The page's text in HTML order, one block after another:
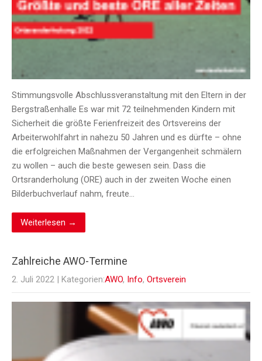
Stimmungsvolle Abschlussveranstaltung mit den Eltern in der
Bergstraßenhalle Es war mit 72 teilnehmenden Kindern mit
Sicherheit die größte Ferienfreizeit des Ortsvereins der
Arbeiterwohlfahrt in nahezu 50 Jahren und es dürfte – ohne
die erfolgreichen Maßnahmen der Vergangenheit schmälern
zu wollen – auch die beste gewesen sein. Dass die
Ortsranderholung (ORE) auch in der zweiten Woche einen
Bilderbuchverlauf nahm, freute…
Weiterlesen →
Zahlreiche AWO-Termine
2. Juli 2022 | Kategorien:AWO, Info, Ortsverein